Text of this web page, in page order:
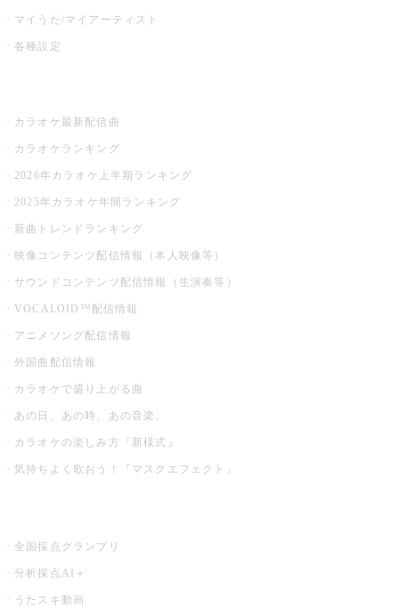
マイうた/マイアーティスト
各種設定
カラオケ最新配信曲
カラオケランキング
2026年カラオケ上半期ランキング
2025年カラオケ年間ランキング
新曲トレンドランキング
映像コンテンツ配信情報（本人映像等）
サウンドコンテンツ配信情報（生演奏等）
VOCALOID™配信情報
アニメソング配信情報
外国曲配信情報
カラオケで盛り上がる曲
あの日、あの時、あの音楽。
カラオケの楽しみ方『新様式』
気持ちよく歌おう！『マスクエフェクト』
全国採点グランプリ
分析採点AI＋
うたスキ動画